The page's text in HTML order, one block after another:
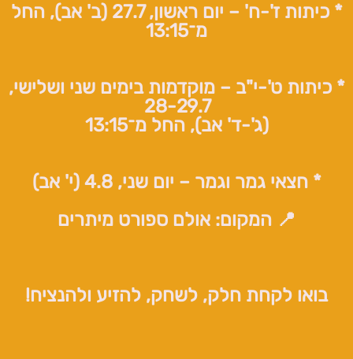
* כיתות ז'-ח' – יום ראשון, 27.7 (ב' אב), החל
מ־13:15
* כיתות ט'-י"ב – מוקדמות בימים שני ושלישי,
28-29.7
(ג'-ד' אב), החל מ־13:15
* חצאי גמר וגמר – יום שני, 4.8 (י' אב)
📍 המקום: אולם ספורט מיתרים
בואו לקחת חלק, לשחק, להזיע ולהנציח!